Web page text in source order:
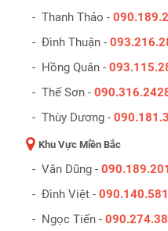
- Thanh Thảo -
- Đình Thuận -
- Hồng Quân -
- Thế Sơn -
- Thùy Dương -
Khu Vực Miền Bắc
- Văn Dũng -
- Đình Việt -
- Ngọc Tiến -